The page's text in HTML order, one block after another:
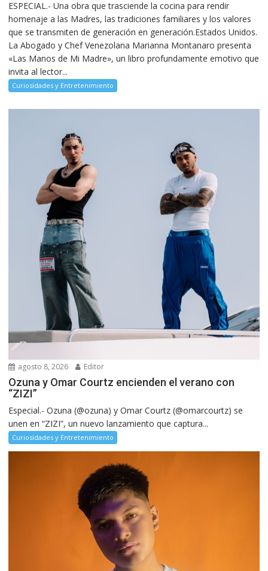
ESPECIAL.- Una obra que trasciende la cocina para rendir
homenaje a las Madres, las tradiciones familiares y los valores
que se transmiten de generación en generación.Estados Unidos.
La Abogado y Chef Venezolana Marianna Montanaro presenta
«Las Manos de Mi Madre», un libro profundamente emotivo que
invita al lector...
Curiosidades y Entretenimiento
agosto 8, 2026 Editor
Ozuna y Omar Courtz encienden el verano con
“ZIZI”
Especial.- Ozuna (@ozuna) y Omar Courtz (@omarcourtz) se
unen en “ZIZI”, un nuevo lanzamiento que captura...
Curiosidades y Entretenimiento